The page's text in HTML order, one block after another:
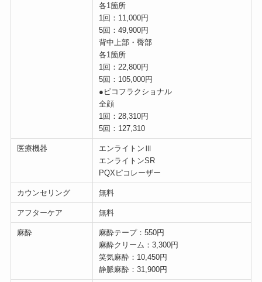
各1箇所
1回：11,000円
5回：49,900円
背中上部・臀部
各1箇所
1回：22,800円
5回：105,000円
●ピコフラクショナル
全顔
1回：28,310円
5回：127,310
医療機器
エンライトンⅢ
エンライトンSR
PQXピコレーザー
カウンセリング 無料
アフターケア 無料
麻酔
麻酔テープ：550円
麻酔クリーム：3,300円
笑気麻酔：10,450円
静脈麻酔：31,900円